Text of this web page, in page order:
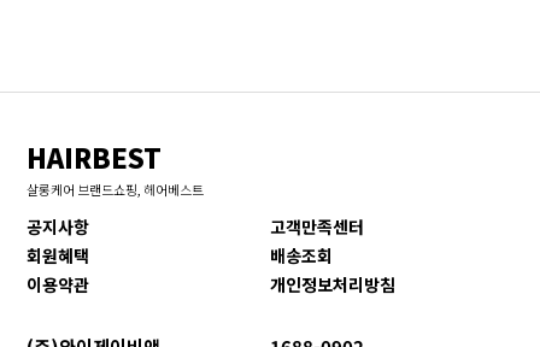
HAIRBEST
살롱케어 브랜드쇼핑, 헤어베스트
공지사항
고객만족센터
회원혜택
배송조회
이용약관
개인정보처리방침